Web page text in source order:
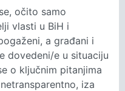
očito samo
vlasti u BiH i
a građani i
dovedeni/e u situaciju
o ključnim pitanjima
iza